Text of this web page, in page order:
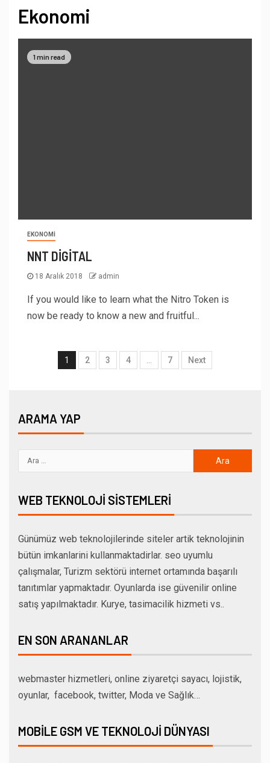
Ekonomi
1 min read
EKONOMI
NNT DİGİTAL
18 Aralık 2018 admin
If you would like to learn what the Nitro Token is
now be ready to know a new and fruitful...
1 2 3 4 7 Next
ARAMA YAP
WEB TEKNOLOJI SISTEMLERI
Günümüz web teknolojilerinde siteler artik teknolojinin
bütün imkanlarini kullanmaktadirlar. seo uyumlu
çalışmalar, Turizm sektörü internet ortamında başarılı
tanıtımlar yapmaktadır. Oyunlarda ise güvenilir online
satış yapılmaktadır. Kurye, tasimacilik hizmeti vs..
EN SON ARANANLAR
webmaster hizmetleri, online ziyaretçi sayacı, lojistik,
oyunlar, facebook, twitter, Moda ve Sağlık…
MOBILE GSM VE TEKNOLOJI DÜNYASI